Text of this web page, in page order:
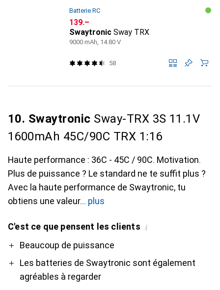
Batterie RC
CHF
139.–
Swaytronic Sway TRX
9000 mAh, 14.80 V
58
10. Swaytronic Sway-TRX 3S 11.1V
1600mAh 45C/90C TRX 1:16
Haute performance : 36C - 45C / 90C. Motivation.
Plus de puissance ? Le standard ne te suffit plus ?
Avec la haute performance de Swaytronic, tu
obtiens une valeur
plus
C'est ce que pensent les clients i
ProBeaucoup de puissance
Les batteries de Swaytronic sont également
agréables à regarder